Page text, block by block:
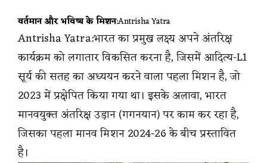
वर्तमान और भविष्य के मिशन:Antrisha Yatra
Antrisha Yatra:भारत का प्रमुख लक्ष्य अपने अंतरिक्ष
कार्यक्रम को लगातार विकसित करना है, जिसमें आदित्य-L1
सूर्य की सतह का अध्ययन करने वाला पहला मिशन है, जो
2023 में प्रक्षेपित किया गया था। इसके अलावा, भारत
मानवयुक्त अंतरिक्ष उड़ान (गगनयान) पर काम कर रहा है,
जिसका पहला मानव मिशन 2024-26 के बीच प्रस्तावित
है।